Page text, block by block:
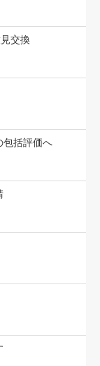
交換
括評価へ